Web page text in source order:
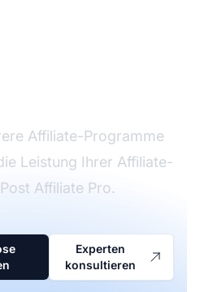
Affiliate-Programme
Leistung Ihrer Affiliate-
Affiliate Pro.
Experten
konsultieren